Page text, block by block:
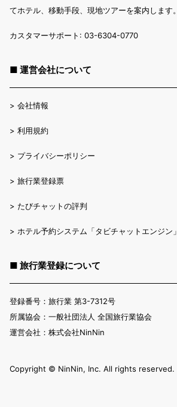
てホテル、移動手段、現地ツアーを案内します。
カスタマーサポート: 03-6304-0770
■ 運営会社について
> 会社情報
> 利用規約
> プライバシーポリシー
> 旅行業登録票
> たびチャットの評判
> ホテル予約システム「タビチャットエンジン」
■ 旅行業登録について
登録番号：旅行業 第3-7312号
所属協会：一般社団法人 全国旅行業協会
運営会社：株式会社NinNin
Copyright ©︎ NinNin, Inc. All rights reserved.